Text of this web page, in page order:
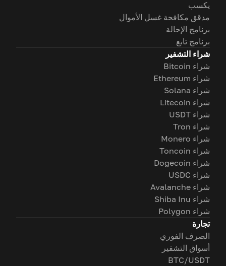
يكسب
مدقق مكافحة غسل الأموال
برنامج الإحالة
برنامج تابع
شراء التشفير
شراء Bitcoin
شراء Ethereum
شراء Solana
شراء Litecoin
شراء USDT
شراء Tron
شراء Monero
شراء Toncoin
شراء Dogecoin
شراء USDC
شراء Avalanche
شراء Shiba Inu
شراء Polygon
تجارة
الصرف الفوري
أسواق التشفير
BTC/USDT